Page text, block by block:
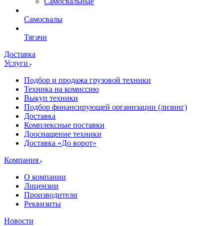
Самосвалы
Тягачи
Доставка
Услуги
Подбор и продажа грузовой техники
Техника на комиссию
Выкуп техники
Подбор финансирующей организации (лизинг)
Доставка
Комплексные поставки
Дооснащение техники
Доставка «До ворот»
Компания
О компании
Лицензии
Производители
Реквизиты
Новости